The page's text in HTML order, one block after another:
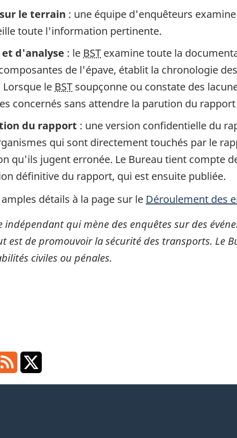
le terrain : une équipe d'enquêteurs
toute l'information pertinente.
d'analyse : le BST examine toute la
de l'épave, établit la chronologie
le BST soupçonne ou constate des
concernés sans attendre la parution du
du rapport : une version confidentielle du
qui sont directement touchés par le
qu'ils jugent erronée. Le Bureau tient compte
définitive du rapport, qui est ensuite publiée.
détails à la page sur le Déroulement des
indépendant qui mène des enquêtes sur des
est de promouvoir la sécurité des transports. Le
civiles ou pénales.
RSS